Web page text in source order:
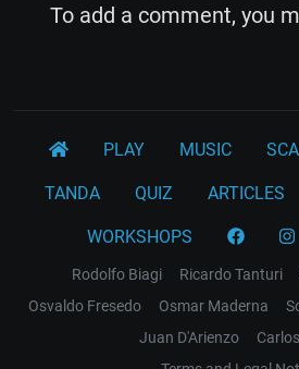
To add a comment, you
PLAY MUSIC
TANDA QUIZ ARTICLES
WORKSHOPS
Rodolfo Biagi Ricardo Tanturi
Osvaldo Fresedo
Osmar Maderna
Juan D'Arienzo